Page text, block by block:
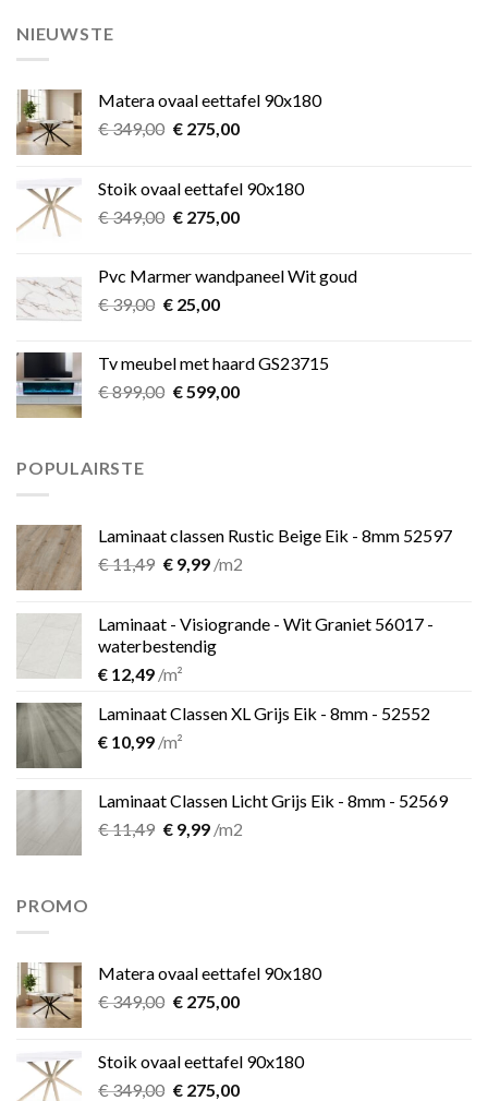
NIEUWSTE
Matera ovaal eettafel 90x180
€349,00 Oorspronkelijke
€ 349,00.
€275,00Huidige
€ 275,00.
Stoik ovaal eettafel 90x180
€349,00 Oorspronkelijke
€ 349,00.
€275,00Huidige
€ 275,00.
Pvc Marmer wandpaneel Wit goud
€39,00 Oorspronkelijke
€ 39,00.
€25,00Huidige
€ 25,00.
Tv meubel met haard GS23715
€899,00 Oorspronkelijke
€599,00Huidige
POPULAIRSTE
Laminaat classen Rustic Beige Eik - 8mm 52597
€11,49 Oorspronkelijke
€ 11,49.
€9,99Huidige
€ 9,99.
/m2
Laminaat - Visiogrande - Wit Graniet 56017 -
waterbestendig
€ 12,49 /m²
Laminaat Classen XL Grijs Eik - 8mm - 52552
€ 10,99 /m²
Laminaat Classen Licht Grijs Eik - 8mm - 52569
€11,49 Oorspronkelijke
€9,99Huidige
/m2
PROMO
Matera ovaal eettafel 90x180
€349,00 Oorspronkelijke
€ 349,00.
€275,00Huidige
€ 275,00.
Stoik ovaal eettafel 90x180
€349,00 Oorspronkelijke
€275,00Huidige